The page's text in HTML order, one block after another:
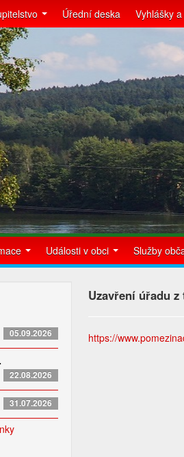
Úřední deska Vyhlášky
Události v obci Služby
05.09.2026
22.08.2026
31.07.2026
Uzavření úřadu
https://